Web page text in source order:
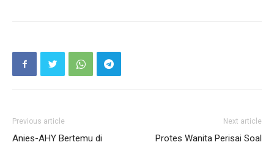
Previous article
Anies-AHY Bertemu di
Next article
Protes Wanita Perisai Soal